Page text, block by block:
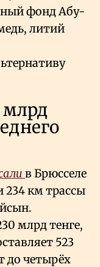
фонд Абу-
литий
млрд
в Брюсселе
234 км трассы
млрд тенге,
523
до четырёх